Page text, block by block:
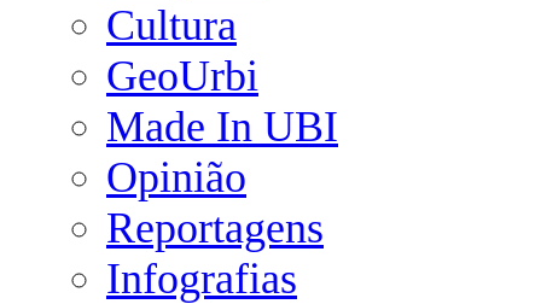
Cultura
GeoUrbi
Made In UBI
Opinião
Reportagens
Infografias